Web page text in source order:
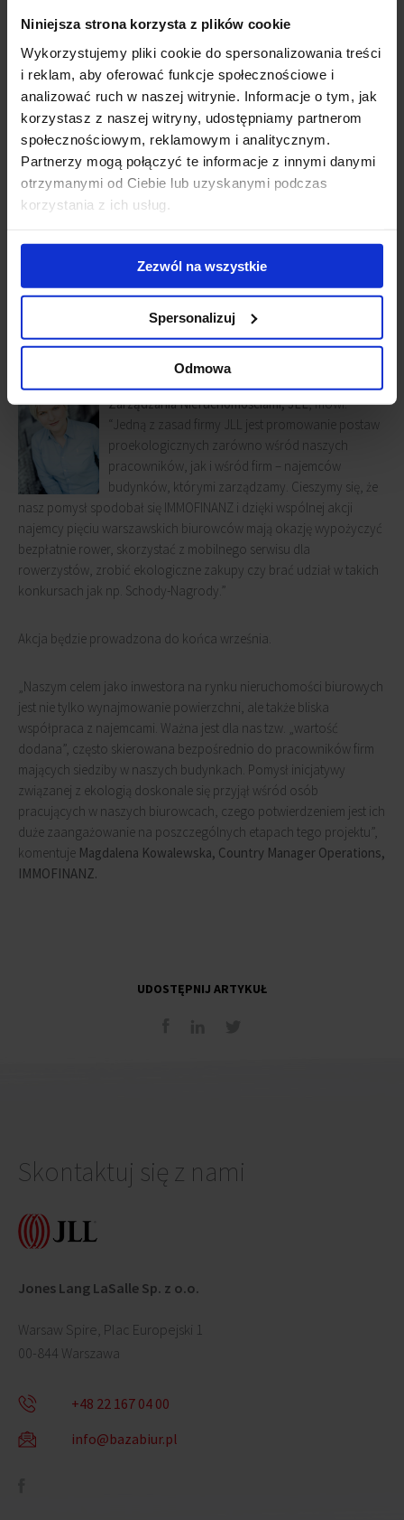
Niniejsza strona korzysta z plików cookie
Wykorzystujemy pliki cookie do spersonalizowania treści
i reklam, aby oferować funkcje społecznościowe i
analizować ruch w naszej witrynie. Informacje o tym, jak
korzystasz z naszej witryny, udostępniamy partnerom
społecznościowym, reklamowym i analitycznym.
Partnerzy mogą połączyć te informacje z innymi danymi
otrzymanymi od Ciebie lub uzyskanymi podczas
korzystania z ich usług.
Zezwól na wszystkie
Spersonalizuj
Odmowa
Firma JLL, zarządca nieruchomości i twórca akcji „Green Summer”,
planuje także w najbliższym czasie wiele innych atrakcji dla
najemców w wybranych biurowcach.
Zarządzania Nieruchomościami, JLL, mówi:
“Jedną z zasad firmy JLL jest promowanie postaw
proekologicznych zarówno wśród naszych
pracowników, jak i wśród firm – najemców
budynków, którymi zarządzamy. Cieszymy się, że
nasz pomysł spodobał się IMMOFINANZ i dzięki wspólnej akcji
najemcy pięciu warszawskich biurowców mają okazję wypożyczyć
bezpłatnie rower, skorzystać z mobilnego serwisu dla
rowerzystów, zrobić ekologiczne zakupy czy brać udział w takich
konkursach jak np. Schody-Nagrody.”
Akcja będzie prowadzona do końca września.
„Naszym celem jako inwestora na rynku nieruchomości biurowych
jest nie tylko wynajmowanie powierzchni, ale także bliska
współpraca z najemcami. Ważna jest dla nas tzw. „wartość
dodana”, często skierowana bezpośrednio do pracowników firm
mających siedziby w naszych budynkach. Pomysł inicjatywy
związanej z ekologią doskonale się przyjął wśród osób
pracujących w naszych biurowcach, czego potwierdzeniem jest ich
duże zaangażowanie na poszczególnych etapach tego projektu”,
komentuje Magdalena Kowalewska, Country Manager Operations,
IMMOFINANZ.
UDOSTĘPNIJ ARTYKUŁ
Skontaktuj się z nami
Jones Lang LaSalle Sp. z o.o.
Warsaw Spire, Plac Europejski 1
00-844 Warszawa
+48 22 167 04 00
info@bazabiur.pl